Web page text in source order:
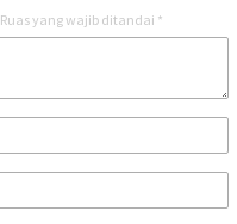
Ruas yang wajib ditandai *